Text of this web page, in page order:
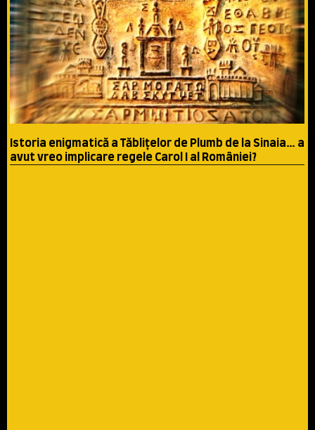
Istoria enigmatică a Tăbliţelor de Plumb de la Sinaia… a
avut vreo implicare regele Carol I al României?